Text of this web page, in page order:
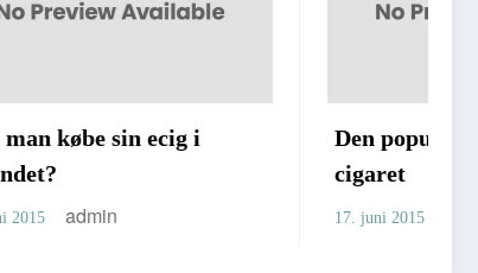
Den populære elektronisk